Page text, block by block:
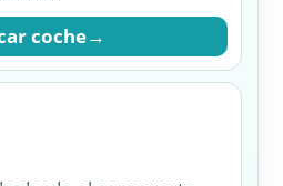
para ver
playa e interior en
da mucho juego, pero